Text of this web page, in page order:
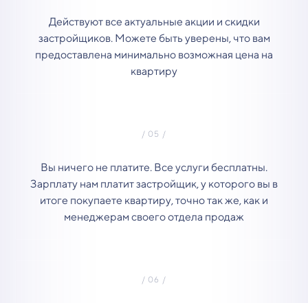
Действуют все актуальные акции и скидки
застройщиков. Можете быть уверены, что вам
предоставлена минимально возможная цена на
квартиру
Вы ничего не платите. Все услуги бесплатны.
Зарплату нам платит застройщик, у которого вы в
итоге покупаете квартиру, точно так же, как и
менеджерам своего отдела продаж